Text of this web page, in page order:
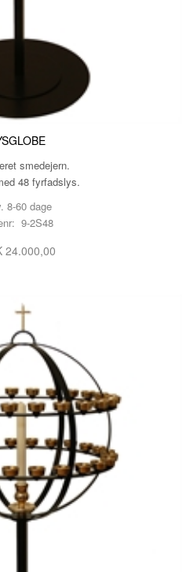
smedejern.
48 fyrfadslys.
8-60 dage
9-2S48
24.000,00